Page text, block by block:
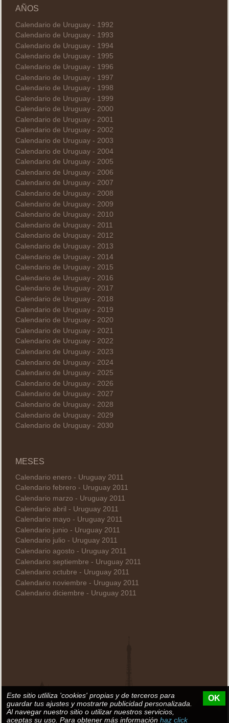
AÑOS
Calendario de Uruguay - 1992
Calendario de Uruguay - 1993
Calendario de Uruguay - 1994
Calendario de Uruguay - 1995
Calendario de Uruguay - 1996
Calendario de Uruguay - 1997
Calendario de Uruguay - 1998
Calendario de Uruguay - 1999
Calendario de Uruguay - 2000
Calendario de Uruguay - 2001
Calendario de Uruguay - 2002
Calendario de Uruguay - 2003
Calendario de Uruguay - 2004
Calendario de Uruguay - 2005
Calendario de Uruguay - 2006
Calendario de Uruguay - 2007
Calendario de Uruguay - 2008
Calendario de Uruguay - 2009
Calendario de Uruguay - 2010
Calendario de Uruguay - 2011
Calendario de Uruguay - 2012
Calendario de Uruguay - 2013
Calendario de Uruguay - 2014
Calendario de Uruguay - 2015
Calendario de Uruguay - 2016
Calendario de Uruguay - 2017
Calendario de Uruguay - 2018
Calendario de Uruguay - 2019
Calendario de Uruguay - 2020
Calendario de Uruguay - 2021
Calendario de Uruguay - 2022
Calendario de Uruguay - 2023
Calendario de Uruguay - 2024
Calendario de Uruguay - 2025
Calendario de Uruguay - 2026
Calendario de Uruguay - 2027
Calendario de Uruguay - 2028
Calendario de Uruguay - 2029
Calendario de Uruguay - 2030
MESES
Calendario enero - Uruguay 2011
Calendario febrero - Uruguay 2011
Calendario marzo - Uruguay 2011
Calendario abril - Uruguay 2011
Calendario mayo - Uruguay 2011
Calendario junio - Uruguay 2011
Calendario julio - Uruguay 2011
Calendario agosto - Uruguay 2011
Calendario septiembre - Uruguay 2011
Calendario octubre - Uruguay 2011
Calendario noviembre - Uruguay 2011
Calendario diciembre - Uruguay 2011
Este sitio utliliza 'cookies' propias y de terceros para
guardar tus ajustes y mostrarte publicidad personalizada.
Al navegar nuestro sitio o utilizar nuestros servicios,
aceptas su uso. Para obtener más información haz click
OK